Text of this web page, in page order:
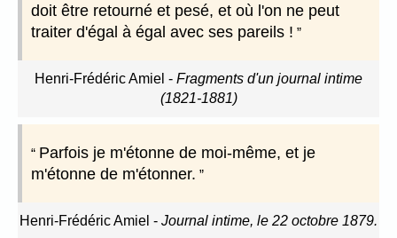
doit être retourné et pesé, et où l'on ne peut
traiter d'égal à égal avec ses pareils !
Henri-Frédéric Amiel - Fragments d'un journal intime
(1821-1881)
Parfois je m'étonne de moi-même, et je
m'étonne de m'étonner.
Henri-Frédéric Amiel - Journal intime, le 22 octobre 1879.